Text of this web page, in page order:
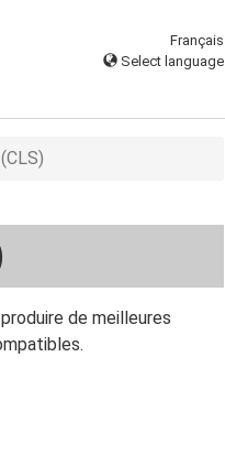
Français
Select language
de meilleures